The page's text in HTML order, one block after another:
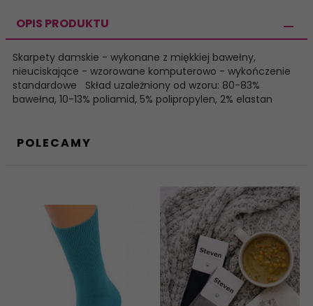
OPIS PRODUKTU
Skarpety damskie - wykonane z miękkiej bawełny,
nieuciskające - wzorowane komputerowo - wykończenie
standardowe Skład uzależniony od wzoru: 80-83%
bawełna, 10-13% poliamid, 5% polipropylen, 2% elastan
POLECAMY